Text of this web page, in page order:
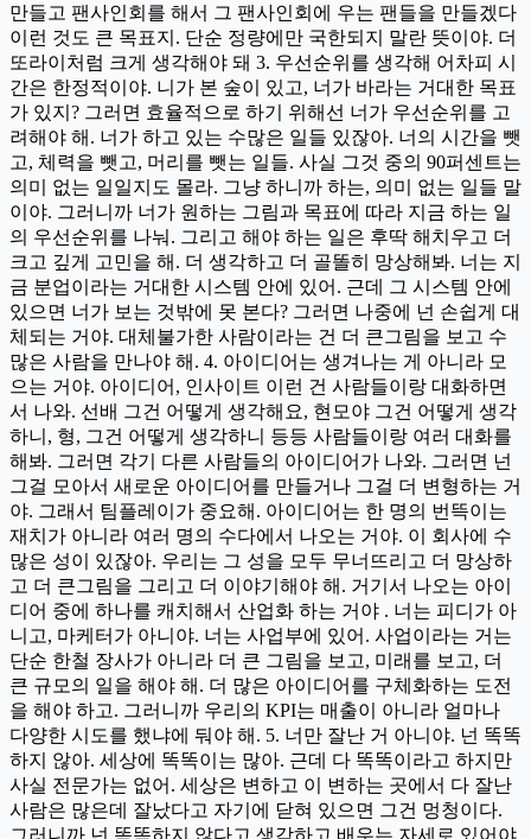
만들고 팬사인회를 해서 그 팬사인회에 우는 팬들을 만들겠다
이런 것도 큰 목표지. 단순 정량에만 국한되지 말란 뜻이야. 더
또라이처럼 크게 생각해야 돼 3. 우선순위를 생각해 어차피 시
간은 한정적이야. 니가 본 숲이 있고, 너가 바라는 거대한 목표
가 있지? 그러면 효율적으로 하기 위해선 너가 우선순위를 고
려해야 해. 너가 하고 있는 수많은 일들 있잖아. 너의 시간을 뺏
고, 체력을 뺏고, 머리를 뺏는 일들. 사실 그것 중의 90퍼센트는
의미 없는 일일지도 몰라. 그냥 하니까 하는, 의미 없는 일들 말
이야. 그러니까 너가 원하는 그림과 목표에 따라 지금 하는 일
의 우선순위를 나눠. 그리고 해야 하는 일은 후딱 해치우고 더
크고 깊게 고민을 해. 더 생각하고 더 골똘히 망상해봐. 너는 지
금 분업이라는 거대한 시스템 안에 있어. 근데 그 시스템 안에
있으면 너가 보는 것밖에 못 본다? 그러면 나중에 넌 손쉽게 대
체되는 거야. 대체불가한 사람이라는 건 더 큰그림을 보고 수
많은 사람을 만나야 해. 4. 아이디어는 생겨나는 게 아니라 모
으는 거야. 아이디어, 인사이트 이런 건 사람들이랑 대화하면
서 나와. 선배 그건 어떻게 생각해요, 현모야 그건 어떻게 생각
하니, 형, 그건 어떻게 생각하니 등등 사람들이랑 여러 대화를
해봐. 그러면 각기 다른 사람들의 아이디어가 나와. 그러면 넌
그걸 모아서 새로운 아이디어를 만들거나 그걸 더 변형하는 거
야. 그래서 팀플레이가 중요해. 아이디어는 한 명의 번뜩이는
재치가 아니라 여러 명의 수다에서 나오는 거야. 이 회사에 수
많은 성이 있잖아. 우리는 그 성을 모두 무너뜨리고 더 망상하
고 더 큰그림을 그리고 더 이야기해야 해. 거기서 나오는 아이
디어 중에 하나를 캐치해서 산업화 하는 거야 . 너는 피디가 아
니고, 마케터가 아니야. 너는 사업부에 있어. 사업이라는 거는
단순 한철 장사가 아니라 더 큰 그림을 보고, 미래를 보고, 더
큰 규모의 일을 해야 해. 더 많은 아이디어를 구체화하는 도전
을 해야 하고. 그러니까 우리의 KPI는 매출이 아니라 얼마나
다양한 시도를 했냐에 둬야 해. 5. 너만 잘난 거 아니야. 넌 똑똑
하지 않아. 세상에 똑똑이는 많아. 근데 다 똑똑이라고 하지만
사실 전문가는 없어. 세상은 변하고 이 변하는 곳에서 다 잘난
사람은 많은데 잘났다고 자기에 닫혀 있으면 그건 멍청이다.
그러니까 넌 똑똑하지 않다고 생각하고 배우는 자세로 있어야